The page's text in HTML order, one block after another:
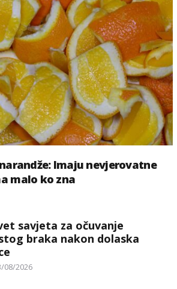
Imaju nevjerovatne
malo ko zna
savjeta za očuvanje
braka nakon dolaska
08/2026